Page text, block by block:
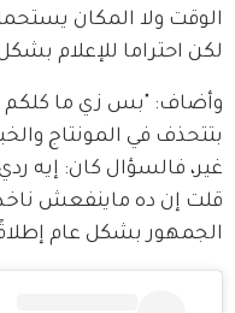
الوقت ولا المكان
لكن احتراما للإعلام
وأضاف: "بس زي ما كلكم
بتتحذف في المونتاج
غير، فالسؤال كان: إيه
قلت إن ده ماينفعش
الجمهور بشكل عام